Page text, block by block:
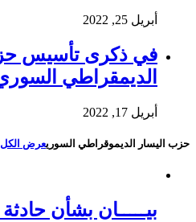
أبريل 25, 2022
في ذكرى تأسيس
الديمقراطي
أبريل 17, 2022
حزب اليسار الديموقراطي السوريعرض الكل
بيـــــان بشأن